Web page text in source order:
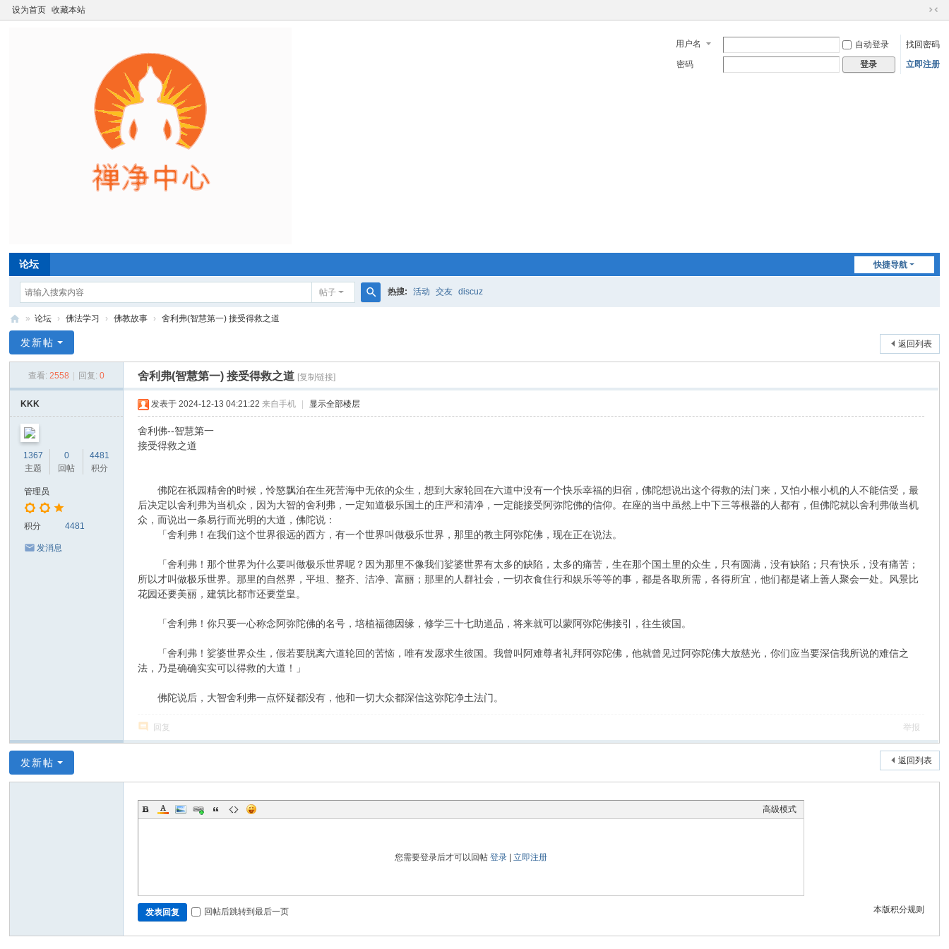
设为首页 收藏本站
切
到
窄
用户名 自动登录
找回密码
密码
登录 立即注册
快捷导航
论坛
帖子 热搜: 活动 交友 discuz
净
心
» 论坛 › 佛法学习 › 佛教故事 › 舍利弗(智慧第一) 接受得救之道
返回列表
发新帖
查看: 2558 回复: 0 舍利弗(智慧第一) 接受得救之道 [复制链接]
KKK
1367
主题
0
回帖
4481
积分
管理员
积分 4481
发消息
发表于 2024-12-13 04:21:22 来自手机 显示全部楼层
舍利佛--智慧第一
接受得救之道
佛陀在祇园精舍的时候，怜愍飘泊在生死苦海中无依的众生，想到大家轮回在六道中没有一个快乐幸福的归宿，佛陀想说出这个得救的法门来，又怕小根小机的人不能信受，最
后决定以舍利弗为当机众，因为大智的舍利弗，一定知道极乐国土的庄严和清净，一定能接受阿弥陀佛的信仰。在座的当中虽然上中下三等根器的人都有，但佛陀就以舍利弗做当机
众，而说出一条易行而光明的大道，佛陀说：
「舍利弗！在我们这个世界很远的西方，有一个世界叫做极乐世界，那里的教主阿弥陀佛，现在正在说法。
「舍利弗！那个世界为什么要叫做极乐世界呢？因为那里不像我们娑婆世界有太多的缺陷，太多的痛苦，生在那个国土里的众生，只有圆满，没有缺陷；只有快乐，没有痛苦；
所以才叫做极乐世界。那里的自然界，平坦、整齐、洁净、富丽；那里的人群社会，一切衣食住行和娱乐等等的事，都是各取所需，各得所宜，他们都是诸上善人聚会一处。风景比
花园还要美丽，建筑比都市还要堂皇。
「舍利弗！你只要一心称念阿弥陀佛的名号，培植福德因缘，修学三十七助道品，将来就可以蒙阿弥陀佛接引，往生彼国。
「舍利弗！娑婆世界众生，假若要脱离六道轮回的苦恼，唯有发愿求生彼国。我曾叫阿难尊者礼拜阿弥陀佛，他就曾见过阿弥陀佛大放慈光，你们应当要深信我所说的难信之
法，乃是确确实实可以得救的大道！」
佛陀说后，大智舍利弗一点怀疑都没有，他和一切大众都深信这弥陀净土法门。
回复 举报
返回列表
发新帖
高级模式
您需要登录后才可以回帖登录 |立即注册
本版积分规则
发表回复 回帖后跳转到最后一页